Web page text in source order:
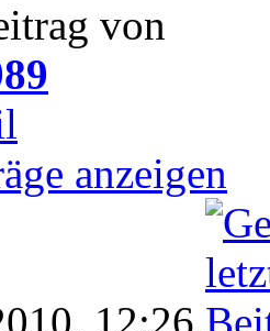
von
anzeigen